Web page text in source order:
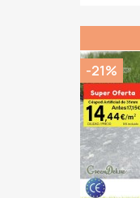
-21%